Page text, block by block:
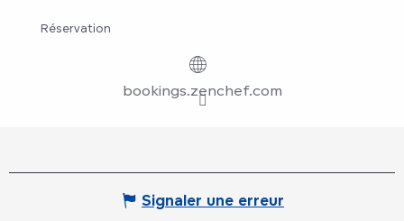
Réservation
bookings.zenchef.com
Signaler une erreur